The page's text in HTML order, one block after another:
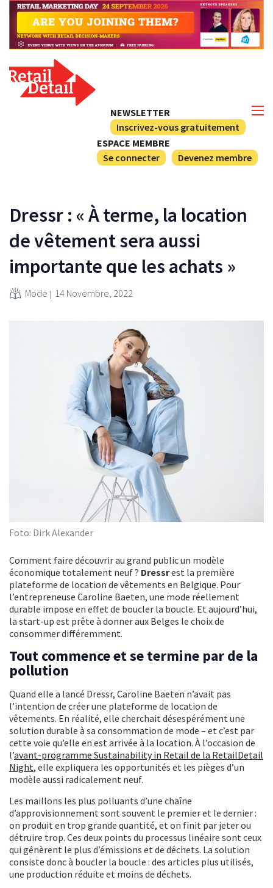
NEWSLETTER
Inscrivez-vous gratuitement
ESPACE MEMBRE
Se connecter
Devenez membre
Dressr : « À terme, la location
de vêtement sera aussi
importante que les achats »
Mode 14 Novembre, 2022
Foto: Dirk Alexander
Comment faire découvrir au grand public un modèle
économique totalement neuf ? Dressrest la première
plateforme de location de vêtements en Belgique. Pour
l’entrepreneuse Caroline Baeten, une mode réellement
durable impose en effet de boucler la boucle. Et aujourd’hui,
la start-up est prête à donner aux Belges le choix de
consommer différemment.
Tout commence et se termine par de la
pollution
Quand elle a lancé Dressr, Caroline Baeten n’avait pas
l’intention de créer une plateforme de location de
vêtements. En réalité, elle cherchait désespérément une
solution durable à sa consommation de mode – et c’est par
cette voie qu’elle en est arrivée à la location. À l’occasion de
l’avant-programme Sustainability in Retail de la RetailDetail
Night, elle expliquera les opportunités et les pièges d’un
modèle aussi radicalement neuf.
Les maillons les plus polluants d’une chaîne
d’approvisionnement sont souvent le premier et le dernier :
on produit en trop grande quantité, et on finit par jeter ou
détruire trop. Ces deux points du processus linéaire sont ceux
qui génèrent le plus d’émissions et de déchets. La solution
consiste donc à boucler la boucle : des articles plus utilisés,
une production réduite et moins de déchets.